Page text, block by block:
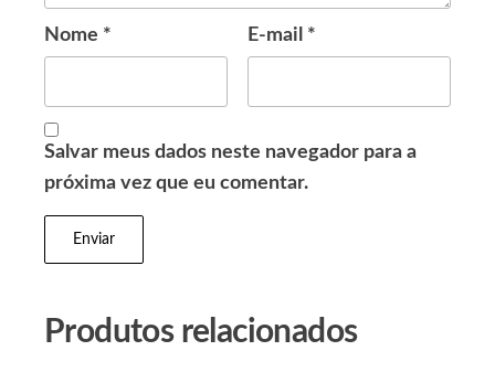
Nome * E-mail *
Salvar meus dados neste navegador para a
próxima vez que eu comentar.
Produtos relacionados